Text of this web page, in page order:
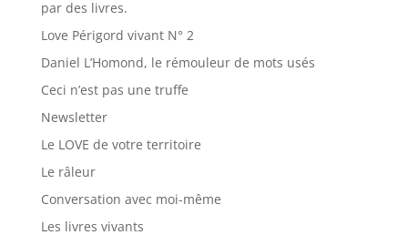
par des livres.
Love Périgord vivant N° 2
Daniel L’Homond, le rémouleur de mots usés
Ceci n’est pas une truffe
Newsletter
Le LOVE de votre territoire
Le râleur
Conversation avec moi-même
Les livres vivants